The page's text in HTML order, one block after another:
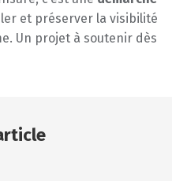
et préserver la visibilité
Un projet à soutenir dès